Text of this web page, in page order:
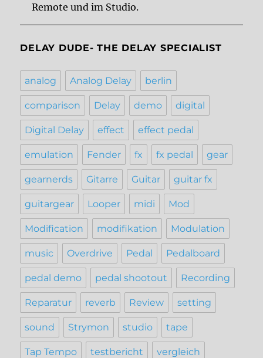
Remote und im Studio.
DELAY DUDE- THE DELAY SPECIALIST
analog Analog Delay berlin
comparison Delay demo digital
Digital Delay effect effect pedal
emulation Fender fx fx pedal gear
gearnerds Gitarre Guitar guitar fx
guitargear Looper midi Mod
Modification modifikation Modulation
music Overdrive Pedal Pedalboard
pedal demo pedal shootout Recording
Reparatur reverb Review setting
sound Strymon studio tape
Tap Tempo testbericht vergleich